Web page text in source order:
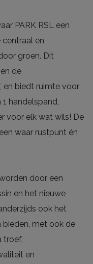
PARK RSL een
en
groen. Dit
de
en biedt ruimte voor
handelspand,
voor elk wat wils! De
waar rustpunt én
door een
en het nieuwe
ook het
bieden, met ook de
troef.
en